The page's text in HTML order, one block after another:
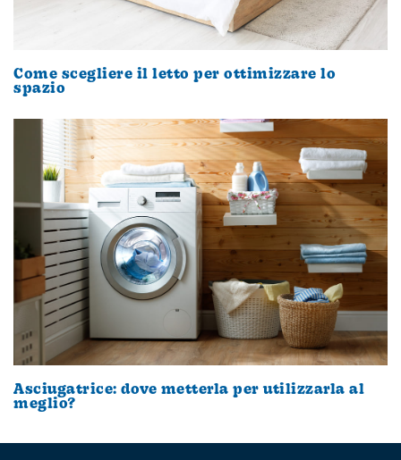
Come scegliere il letto per ottimizzare lo
spazio
Asciugatrice: dove metterla per utilizzarla al
meglio?